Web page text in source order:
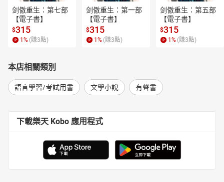
剑傲重生：第七部
【電子書】
$315
1 % (賺3點)
剑傲重生：第一部
【電子書】
$315
1 % (賺3點)
剑傲重生：第五部
【電子書】
$315
1 % (賺3點)
本店相關類別
語言學習/考試用書 文學小說 有聲書
下載樂天 Kobo 應用程式